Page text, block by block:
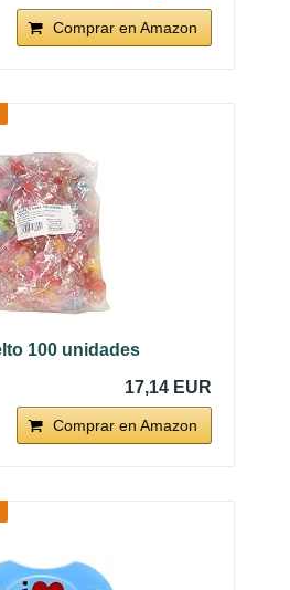
Comprar en Amazon
100 unidades
17,14 EUR
Comprar en Amazon